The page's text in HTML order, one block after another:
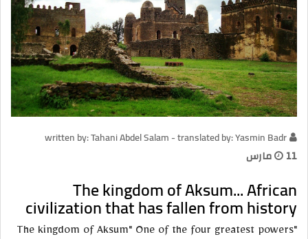
written by: Tahani Abdel Salam - translated by: Yasmin Badr
11 مارس
The kingdom of Aksum... African
civilization that has fallen from history
"The kingdom of Aksum" One of the four greatest powers